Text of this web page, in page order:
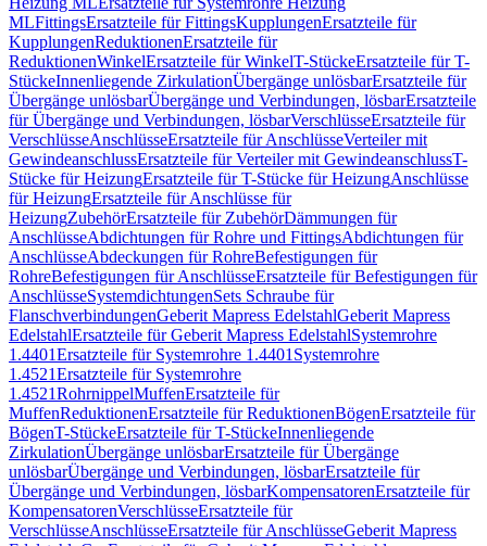
MLFittingsErsatzteile für FittingsKupplungenErsatzteile für
KupplungenReduktionenErsatzteile für
ReduktionenWinkelErsatzteile für WinkelT-StückeErsatzteile für T-
StückeInnenliegende ZirkulationÜbergänge unlösbarErsatzteile für
Übergänge unlösbarÜbergänge und Verbindungen, lösbarErsatzteile
für Übergänge und Verbindungen, lösbarVerschlüsseErsatzteile für
VerschlüsseAnschlüsseErsatzteile für AnschlüsseVerteiler mit
GewindeanschlussErsatzteile für Verteiler mit GewindeanschlussT-
Stücke für HeizungErsatzteile für T-Stücke für HeizungAnschlüsse
für HeizungErsatzteile für Anschlüsse für
HeizungZubehörErsatzteile für ZubehörDämmungen für
AnschlüsseAbdichtungen für Rohre und FittingsAbdichtungen für
AnschlüsseAbdeckungen für RohreBefestigungen für
RohreBefestigungen für AnschlüsseErsatzteile für Befestigungen für
AnschlüsseSystemdichtungenSets Schraube für
FlanschverbindungenGeberit Mapress EdelstahlGeberit Mapress
EdelstahlErsatzteile für Geberit Mapress EdelstahlSystemrohre
1.4401Ersatzteile für Systemrohre 1.4401 Systemrohre
1.4521Ersatzteile für Systemrohre
1.4521RohrnippelMuffenErsatzteile für
MuffenReduktionenErsatzteile für ReduktionenBögenErsatzteile für
BögenT-StückeErsatzteile für T-StückeInnenliegende
ZirkulationÜbergänge unlösbarErsatzteile für Übergänge
unlösbarÜbergänge und Verbindungen, lösbarErsatzteile für
Übergänge und Verbindungen, lösbarKompensatorenErsatzteile für
KompensatorenVerschlüsseErsatzteile für
VerschlüsseAnschlüsseErsatzteile für AnschlüsseGeberit Mapress